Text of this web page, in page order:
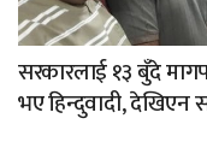
सरकारलाई १३ बुँदे
भए हिन्दुवादी, देखिएन